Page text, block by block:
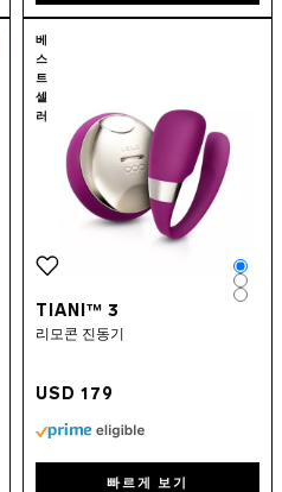
DUO
베
스
트
셀
러
TIANI™ 3
리모콘 진동기
USD 179
빠르게 보기